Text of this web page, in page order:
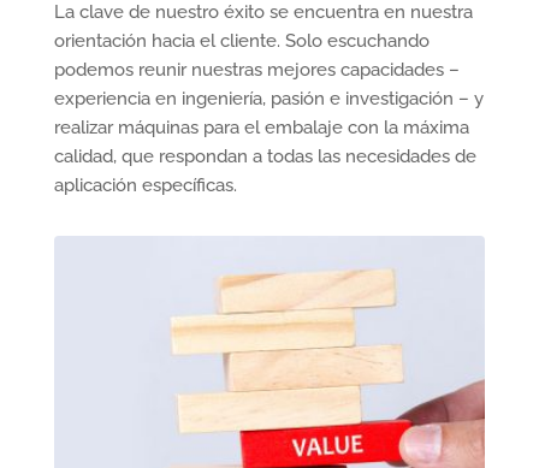
La clave de nuestro éxito se encuentra en nuestra
orientación hacia el cliente. Solo escuchando
podemos reunir nuestras mejores capacidades –
experiencia en ingeniería, pasión e investigación – y
realizar máquinas para el embalaje con la máxima
calidad, que respondan a todas las necesidades de
aplicación específicas.